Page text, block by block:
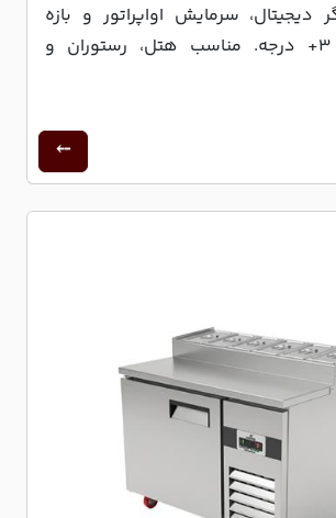
دیجیتال، سرمایش اواپراتور و بازه
دمایی ۴- تا ۳+ درجه. مناسب هتل، رستوران و